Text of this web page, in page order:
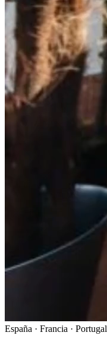
España · Francia · Portugal